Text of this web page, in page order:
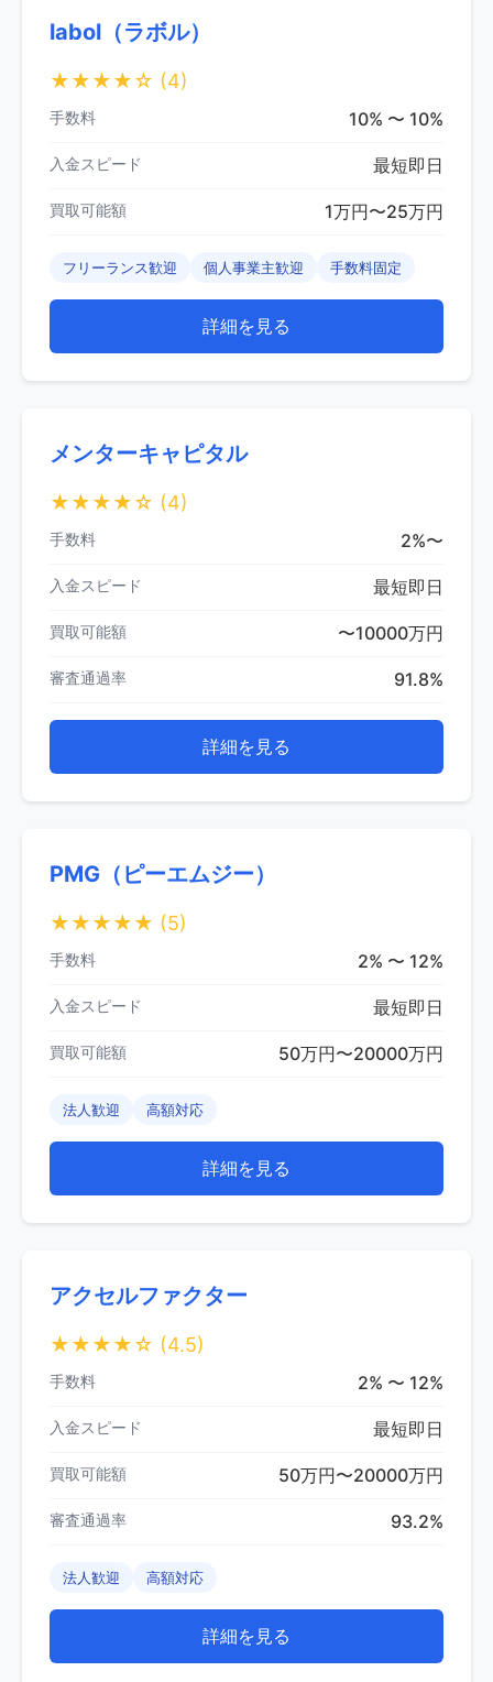
labol（ラボル）
★★★★☆ (4)
手数料 10% 〜 10%
入金スピード 最短即日
買取可能額 1万円〜25万円
フリーランス歓迎 個人事業主歓迎 手数料固定
詳細を見る
メンターキャピタル
★★★★☆ (4)
手数料 2%〜
入金スピード 最短即日
買取可能額 〜10000万円
審査通過率 91.8%
詳細を見る
PMG（ピーエムジー）
★★★★★ (5)
手数料 2% 〜 12%
入金スピード 最短即日
買取可能額 50万円〜20000万円
法人歓迎 高額対応
詳細を見る
アクセルファクター
★★★★☆ (4.5)
手数料 2% 〜 12%
入金スピード 最短即日
買取可能額 50万円〜20000万円
審査通過率 93.2%
法人歓迎 高額対応
詳細を見る